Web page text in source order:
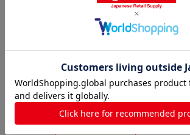
半寸胴鍋の人気商品との比較